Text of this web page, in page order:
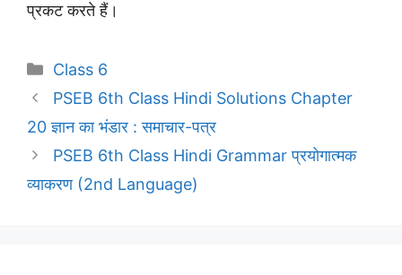
प्रकट करते हैं।
Categories
Class 6
PSEB 6th Class Hindi Solutions Chapter
20 ज्ञान का भंडार : समाचार-पत्र
PSEB 6th Class Hindi Grammar प्रयोगात्मक
व्याकरण (2nd Language)